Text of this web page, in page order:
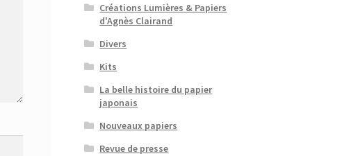
Créations Lumières & Papiers
d'Agnès Clairand
Divers
Kits
La belle histoire du papier
japonais
Nouveaux papiers
Revue de presse